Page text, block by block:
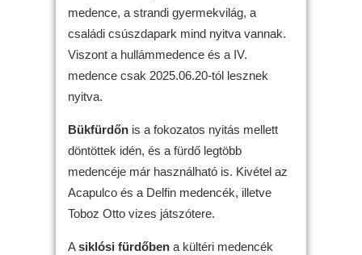
medence, a strandi gyermekvilág, a
családi csúszdapark mind nyitva vannak.
Viszont a hullámmedence és a IV.
medence csak 2025.06.20-tól lesznek
nyitva.
Bükfürdőn is a fokozatos nyitás mellett
döntöttek idén, és a fürdő legtöbb
medencéje már használható is. Kivétel az
Acapulco és a Delfin medencék, illetve
Toboz Otto vizes játszótere.
Asiklósi fürdőben a kültéri medencék